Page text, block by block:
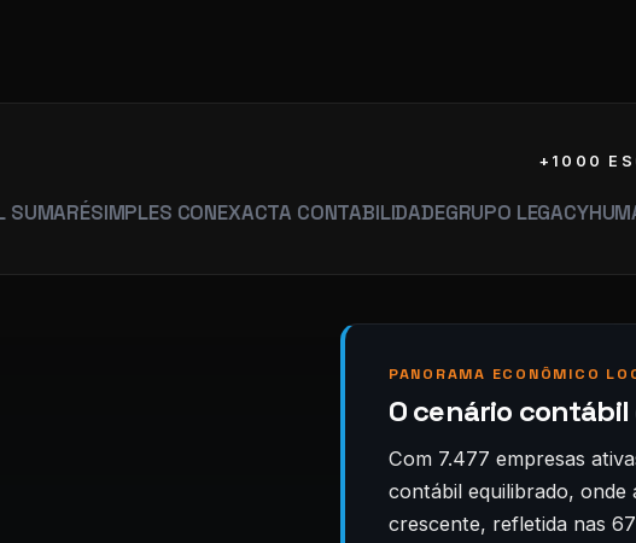
+1000
SIMPLES CONEXACTA CONTABILIDADEGRUPO LEGACYHUMANA
PANORAMA ECONÔMICO
O cenário contábil
Com 7.477 empresas
contábil equilibrado, onde
crescente, refletida nas